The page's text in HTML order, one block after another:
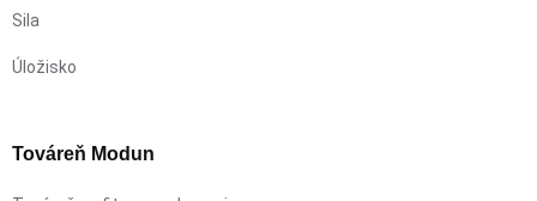
Sila
Úložisko
Továreň Modun